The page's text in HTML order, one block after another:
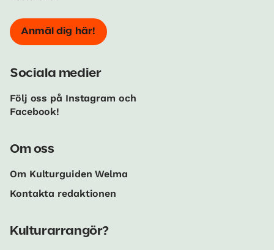
Anmäl dig här!
Sociala medier
Följ oss på Instagram och
Facebook!
Om oss
Om Kulturguiden Welma
Kontakta redaktionen
Kulturarrangör?